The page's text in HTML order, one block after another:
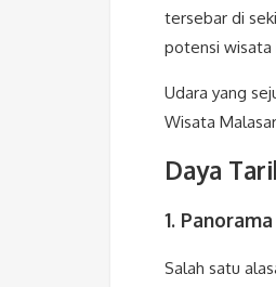
tersebar di
potensi wisata
Udara yang
Wisata
Daya
1.
Salah satu